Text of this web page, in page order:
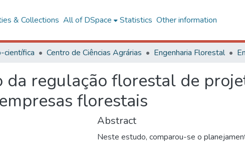
& Collections All of DSpace Statistics Other information
científica Centro de Ciências Agrárias Engenharia Florestal
da regulação florestal de
florestais
Abstract
Neste estudo, comparou-se o